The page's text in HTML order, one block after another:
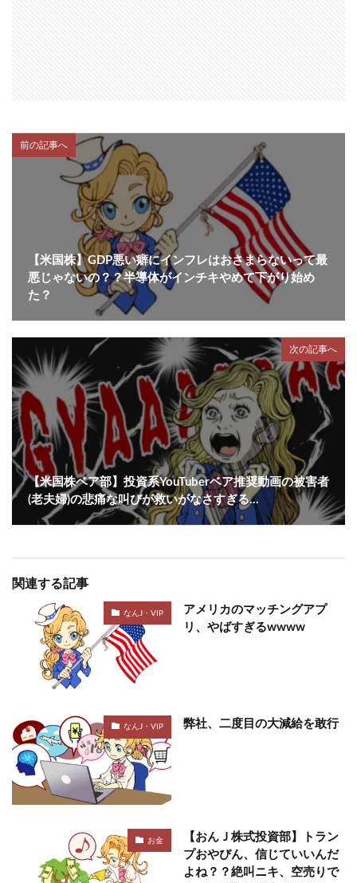
前の記事へ
【米国株】GDP悪い癖にインフレはおさまらないって最
悪じゃないの？？半導体がインチキやめて下がり始め
た？
次の記事へ
【米国株ベア部】投資系YouTuberベア推奨動画の被害者
(老夫婦)の悲痛な叫びが救いがなさすぎる…
関連する記事
なんJ・VIP
アメリカのマッチングアプ
リ、やばすぎるwwww
なんJ・VIP 弊社、二度目の大減給を敢行
お金
【おんＪ株式投資部】トラン
プおやびん、信じていいんだ
よね？？絶叫ニキ、空売りで